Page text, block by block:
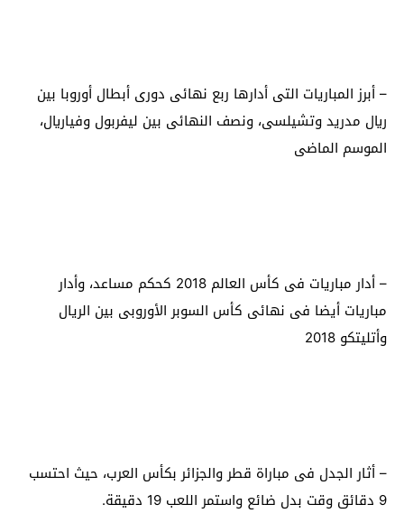
– أبرز المباريات التى أدارها ربع نهائى دورى أبطال أوروبا بين
ريال مدريد وتشيلسى، ونصف النهائى بين ليفربول وفياريال،
الموسم الماضى
– أدار مباريات فى كأس العالم 2018 كحكم مساعد، وأدار
مباريات أيضا فى نهائى كأس السوبر الأوروبى بين الريال
وأتليتكو 2018
– أثار الجدل فى مباراة قطر والجزائر بكأس العرب، حيث احتسب
9 دقائق وقت بدل ضائع واستمر اللعب 19 دقيقة.